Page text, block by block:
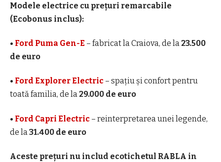
Modele electrice cu prețuri remarcabile
(Ecobonus inclus):
• Ford Puma Gen-E – fabricat la Craiova, de la 23.500
de euro
• Ford Explorer Electric – spațiu și confort pentru
toată familia, de la 29.000 de euro
• Ford Capri Electric – reinterpretarea unei legende,
de la 31.400 de euro
Aceste prețuri nu includ ecotichetul RABLA in